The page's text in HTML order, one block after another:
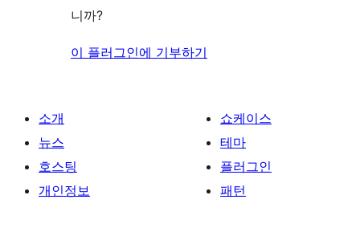
니까?
이 플러그인에 기부하기
소개
뉴스
호스팅
개인정보
쇼케이스
테마
플러그인
패턴